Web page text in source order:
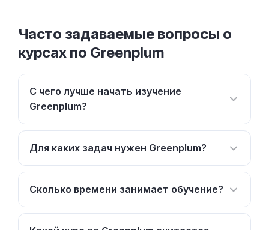
Часто задаваемые вопросы о
курсах по Greenplum
С чего лучше начать изучение
Greenplum?
Для каких задач нужен Greenplum?
Сколько времени занимает обучение?